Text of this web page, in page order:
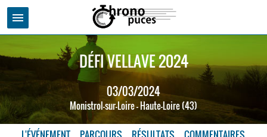
menu
DÉFI VELLAVE 2024
03/03/2024
Monistrol-sur-Loire - Haute-Loire (43)